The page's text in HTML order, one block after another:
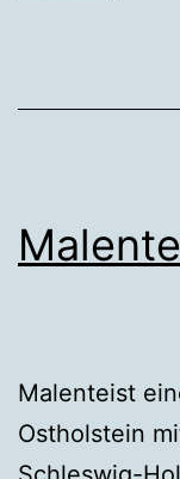
Malente
Malenteist
Ostholstein